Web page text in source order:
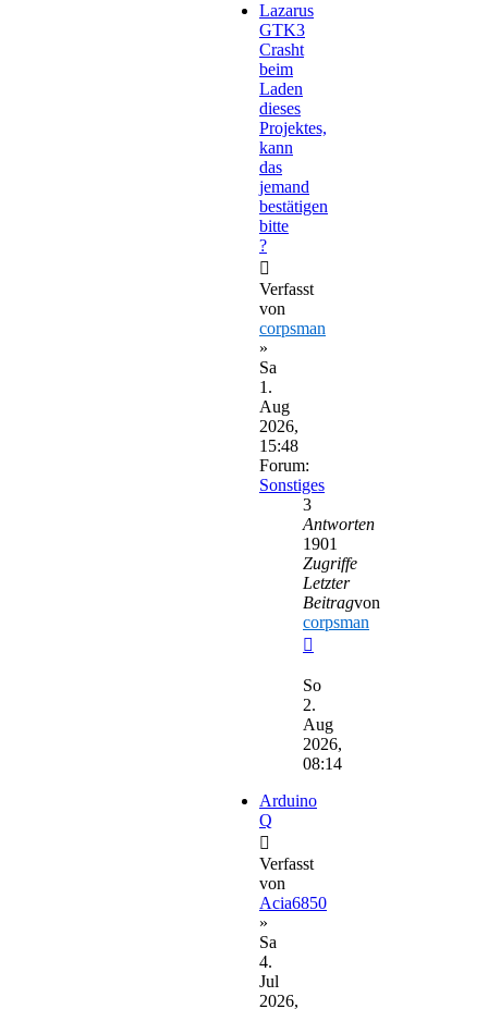
Lazarus
GTK3
Crasht
beim
Laden
dieses
Projektes,
kann
das
jemand
bestätigen
bitte
?
Verfasst
von
corpsman
»
Sa
1.
Aug
2026,
15:48
Forum:
Sonstiges
3
Antworten
1901
Zugriffe
Letzter
Beitragvon
corpsman
Beitrag
So
2.
Aug
2026,
08:14
Arduino
Q
Verfasst
von
Acia6850
»
Sa
4.
Jul
2026,